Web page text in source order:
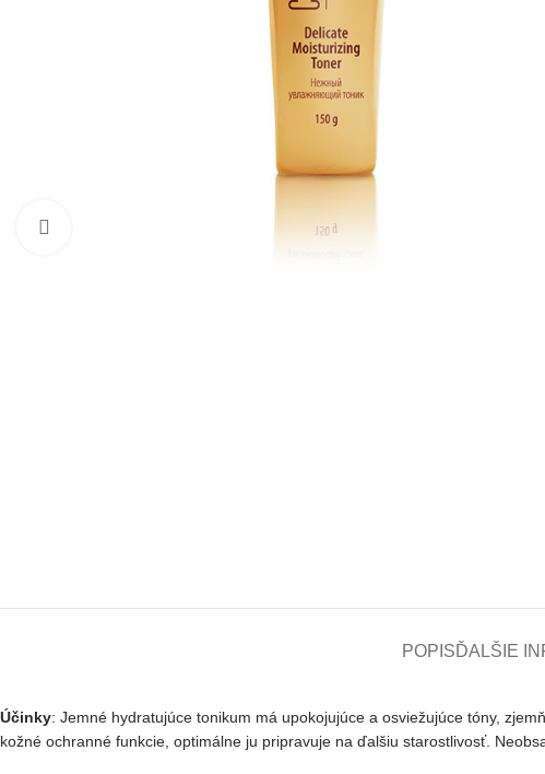
POPISĎALŠIE
Účinky: Jemné hydratujúce tonikum má upokojujúce a osviežujúce tóny,
kožné ochranné funkcie, optimálne ju pripravuje na ďalšiu starostlivosť.